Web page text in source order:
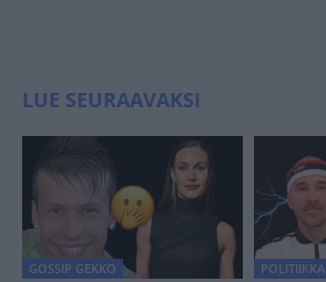
LUE SEURAAVAKSI
GOSSIP GEKKO POLITIIKKA